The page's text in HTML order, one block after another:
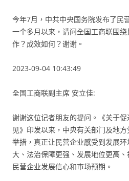
今年7月，中共中央国务院发布了民
一个多月以来，请问全国工商联围
作？成效如何？谢谢。
2023-09-04 10:43:49
全国工商联副主席 安立佳:
谢谢这位记者朋友的提问。《关于
见》印发以来，中央有关部门及地
举措，真正让民营企业感受到发展
大、法治保障更强、发展地位更高
民营企业发展信心和市场预期。